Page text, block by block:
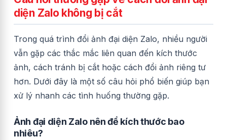
diện Zalo không bị cắt
Trong quá trình đổi ảnh đại diện Zalo, nhiều người
vẫn gặp các thắc mắc liên quan đến kích thước
ảnh, cách tránh bị cắt hoặc cách đổi ảnh riêng tư
hơn. Dưới đây là một số câu hỏi phổ biến giúp bạn
xử lý nhanh các tình huống thường gặp.
Ảnh đại diện Zalo nên để kích thước bao
nhiêu?